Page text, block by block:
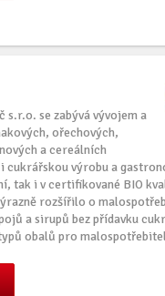
se zabývá vývojem a
ořechových,
a cereálních
cukrářskou výrobu a
tak i v certifikované BIO
rozšířilo o
a sirupů bez přídavku
obalů pro